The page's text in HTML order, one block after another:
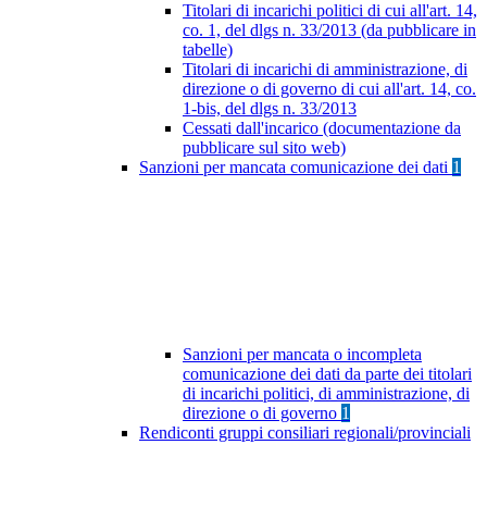
Titolari di incarichi politici di cui all'art. 14,
co. 1, del dlgs n. 33/2013 (da pubblicare in
tabelle)
Titolari di incarichi di amministrazione, di
direzione o di governo di cui all'art. 14, co.
1-bis, del dlgs n. 33/2013
Cessati dall'incarico (documentazione da
pubblicare sul sito web)
Sanzioni per mancata comunicazione dei dati 1
Sanzioni per mancata o incompleta
comunicazione dei dati da parte dei titolari
di incarichi politici, di amministrazione, di
direzione o di governo 1
Rendiconti gruppi consiliari regionali/provinciali